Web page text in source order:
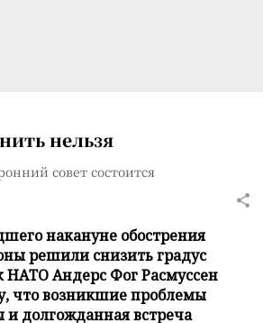
нельзя
совет состоится
накануне обострения
решили снизить градус
НАТО Андерс Фог Расмуссен
что возникшие проблемы
и долгожданная встреча